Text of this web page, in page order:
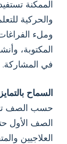
الممكنة
والحركية
وملء
المكتوبة،
في المشاركة.
السماح
حسب الصف
الصف الأول
العلاجيين